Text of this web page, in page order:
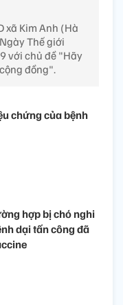
xã Kim Anh (Hà
Thế giới
với chủ đề "Hãy
đồng".
chứng của bệnh
hợp bị chó nghi
dại tấn công đã